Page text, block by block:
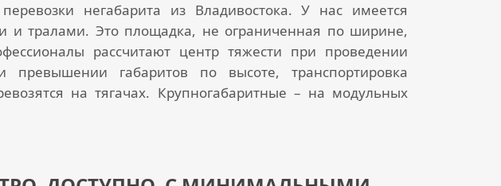
перевозки негабарита из Владивостока. У нас имеется
и тралами. Это площадка, не ограниченная по ширине,
рассчитают центр тяжести при проведении
габаритов по высоте, транспортировка
на тягачах. Крупногабаритные – на модульных